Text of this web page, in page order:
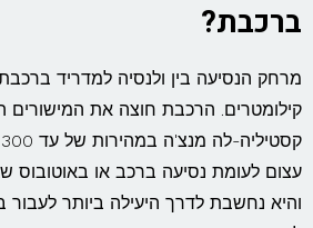
ברכבת?
קילומטרים. הרכבת חוצה את המישורים
והיא נחשבת לדרך היעילה ביותר לעבור